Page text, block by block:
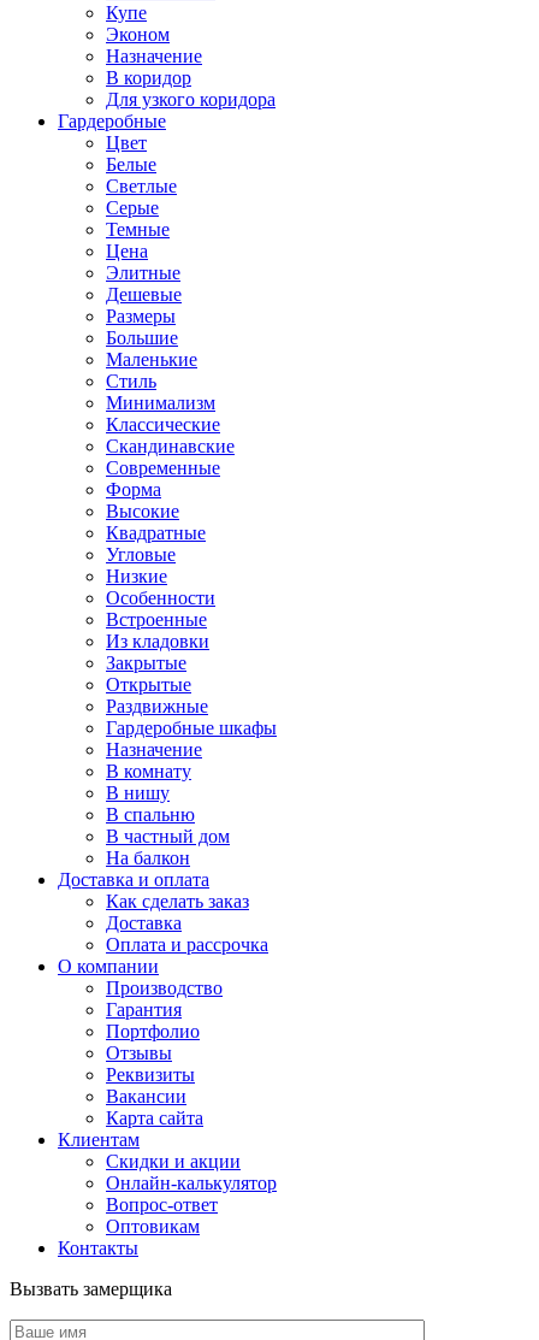
Купе
Эконом
Назначение
В коридор
Для узкого коридора
Гардеробные
Цвет
Белые
Светлые
Серые
Темные
Цена
Элитные
Дешевые
Размеры
Большие
Маленькие
Стиль
Минимализм
Классические
Скандинавские
Современные
Форма
Высокие
Квадратные
Угловые
Низкие
Особенности
Встроенные
Из кладовки
Закрытые
Открытые
Раздвижные
Гардеробные шкафы
Назначение
В комнату
В нишу
В спальню
В частный дом
На балкон
Доставка и оплата
Как сделать заказ
Доставка
Оплата и рассрочка
О компании
Производство
Гарантия
Портфолио
Отзывы
Реквизиты
Вакансии
Карта сайта
Клиентам
Скидки и акции
Онлайн-калькулятор
Вопрос-ответ
Оптовикам
Контакты
Вызвать замерщика